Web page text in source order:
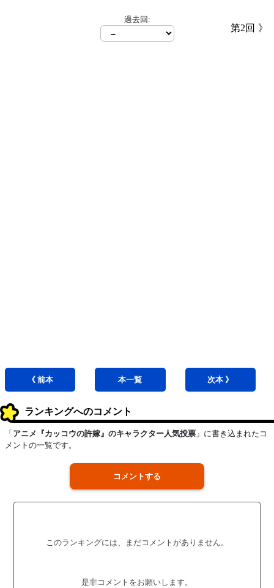
過去回:
第2回
《 前本 本一覧 次本 》
ランキングへのコメント
「 アニメ『カッコウの許嫁』のキャラクター人気投票 」に書き込まれたコ
メントの一覧です。
コメントする
このランキングには、まだコメントがありません。
是非コメントをお願いします。